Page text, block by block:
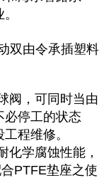
双由令承插塑料
阀，可同时当由
必停工的状态
程维修。
化学腐蚀性能，
PTFE垫座之使